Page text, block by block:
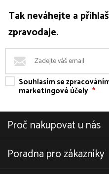
Tak neváhejte a
zpravodaje.
Souhlasím se
marketingové účely *
Proč nakupovat u nás
Poradna pro zákazníky